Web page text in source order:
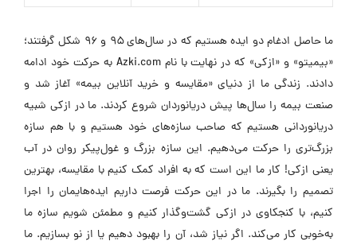
ما حاصل ادغام دو ایده هستیم که در سال‌های ۹۵ و ۹۶ شکل گرفتند؛
«بیمیتو» و «ازکی» که در نهایت با نام Azki.com به حرکت خود ادامه
دادند. زندگی ما از دنیای «مقایسه و خرید آنلاین بیمه» آغاز شد و
صنعت بیمه را سال‌ها پیش دریانوردان شروع کردند. ما در ازکی شبیه
دریانوردانی هستیم که صاحب سازه‌های خود هستیم و با هم سازه
بزرگ‌تری را حرکت می‌دهیم. این سازه بزرگ و غول‌پیکر روان در آب
یعنی ازکی! کار ما این است که به افراد کمک کنیم با مقایسه، بهترین
تصمیم را بگیرند. ما در این حرکت فرصت داریم ایده‌هایمان را اجرا
کنیم، با کنجکاوی در ازکی گشت‌وگذار کنیم و مطمئن شویم سازه ما
به‌خوبی کار می‌کند. اگر نیاز شد، آن را بهبود دهیم یا از نو بسازیم. ما